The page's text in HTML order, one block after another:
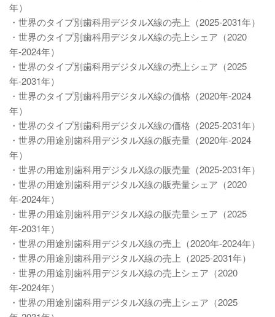
年）
・世界のタイプ別歯科用デジタルX線の売上（2025-2031年）
・世界のタイプ別歯科用デジタルX線の売上シェア（2020
年-2024年）
・世界のタイプ別歯科用デジタルX線の売上シェア（2025
年-2031年）
・世界のタイプ別歯科用デジタルX線の価格（2020年-2024
年）
・世界のタイプ別歯科用デジタルX線の価格（2025-2031年）
・世界の用途別歯科用デジタルX線の販売量（2020年-2024
年）
・世界の用途別歯科用デジタルX線の販売量（2025-2031年）
・世界の用途別歯科用デジタルX線の販売量シェア（2020
年-2024年）
・世界の用途別歯科用デジタルX線の販売量シェア（2025
年-2031年）
・世界の用途別歯科用デジタルX線の売上（2020年-2024年）
・世界の用途別歯科用デジタルX線の売上（2025-2031年）
・世界の用途別歯科用デジタルX線の売上シェア（2020
年-2024年）
・世界の用途別歯科用デジタルX線の売上シェア（2025